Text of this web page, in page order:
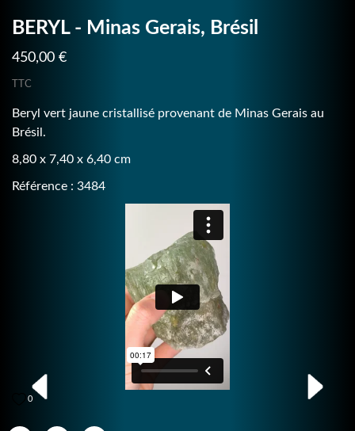
BERYL - Minas Gerais, Brésil
450,00 €
TTC
Beryl vert jaune cristallisé provenant de Minas Gerais au
Brésil.
8,80 x 7,40 x 6,40 cm
Référence : 3484
0